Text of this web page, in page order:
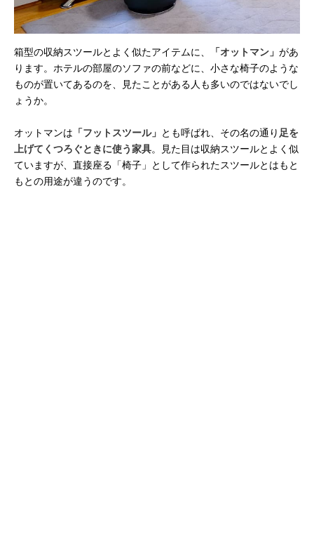
箱型の収納スツールとよく似たアイテムに、 「オットマン」 があ
ります。ホテルの部屋のソファの前などに、小さな椅子のような
ものが置いてあるのを、見たことがある人も多いのではないでし
ょうか。
オットマンは 「フットスツール」 とも呼ばれ、その名の通り 足を
上げてくつろぐときに使う家具。見た目は収納スツールとよく似
ていますが、直接座る「椅子」として作られたスツールとはもと
もとの用途が違うのです。